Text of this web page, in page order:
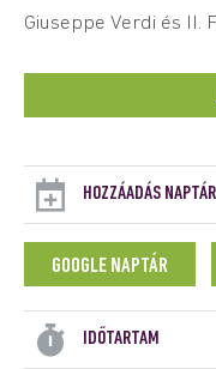
Giuseppe Verdi és II.
HOZZÁADÁS
GOOGLE NAPTÁR
IDŐTARTAM